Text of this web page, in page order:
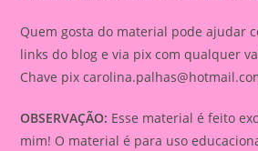
Quem gosta do material pode ajudar
links do blog e via pix com qualquer
Chave pix
OBSERVAÇÃO: Esse material é feito
mim! O material é para uso